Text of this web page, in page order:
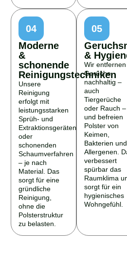
04
Moderne
&
schonende
Reinigungstechniken
Unsere
Reinigung
erfolgt mit
leistungsstarken
Sprüh- und
Extraktionsgeräten
oder
schonenden
Schaumverfahren
– je nach
Material. Das
sorgt für eine
gründliche
Reinigung,
ohne die
Polsterstruktur
zu belasten.
05
&
Wir entfernen
Gerüche
nachhaltig –
auch
Tiergerüche
oder Rauch –
und befreien
Polster von
Keimen,
Bakterien und
Allergenen.
verbessert
spürbar das
Raumklima
sorgt für ein
hygienisches
Wohngefühl.